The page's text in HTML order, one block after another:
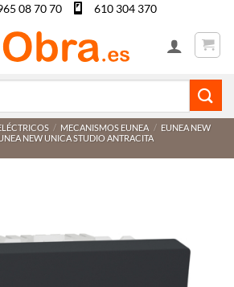
08 70 70 610 304 370
/ MECANISMOS EUNEA / EUNEA NEW
NEW UNICA STUDIO ANTRACITA